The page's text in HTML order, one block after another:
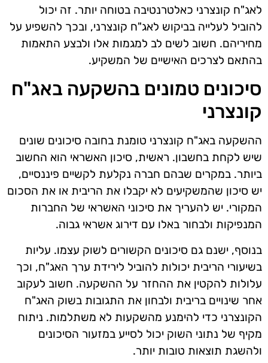
לאג"ח קונצרני כאלטרנטיבה בטוחה יותר. זה יכול
להוביל לעלייה בביקוש לאג"ח קונצרני, ובכך להשפיע על
מחיריהם. חשוב לשים לב למגמות אלו ולבצע התאמות
בהתאם לצרכים האישיים של המשקיע.
סיכונים טמונים בהשקעה באג"ח
קונצרני
ההשקעה באג"ח קונצרני טומנת בחובה סיכונים שונים
שיש לקחת בחשבון. ראשית, סיכון האשראי הוא החשוב
ביותר. במקרים שבהם חברה נקלעת לקשיים פיננסיים,
יש סיכון שהמשקיעים לא יקבלו את הריבית או את הסכום
המקורי. יש להעריך את סיכוני האשראי של החברות
המנפיקות ולבחור באלו עם דירוג אשראי גבוה.
בנוסף, ישנם גם סיכונים הקשורים לשוק עצמו. עליות
בשיעורי הריבית יכולות להוביל לירידת ערך האג"ח, וכך
עלולות להקטין את ההחזר על ההשקעה. חשוב לעקוב
אחר שינויים בריבית ולבחון את התגובות בשוק האג"ח
הקונצרני כדי להימנע מהשקעות לא משתלמות. ניתוח
מקיף של נתוני השוק יכול לסייע במזעור הסיכונים
ולהשגת תוצאות טובות יותר.